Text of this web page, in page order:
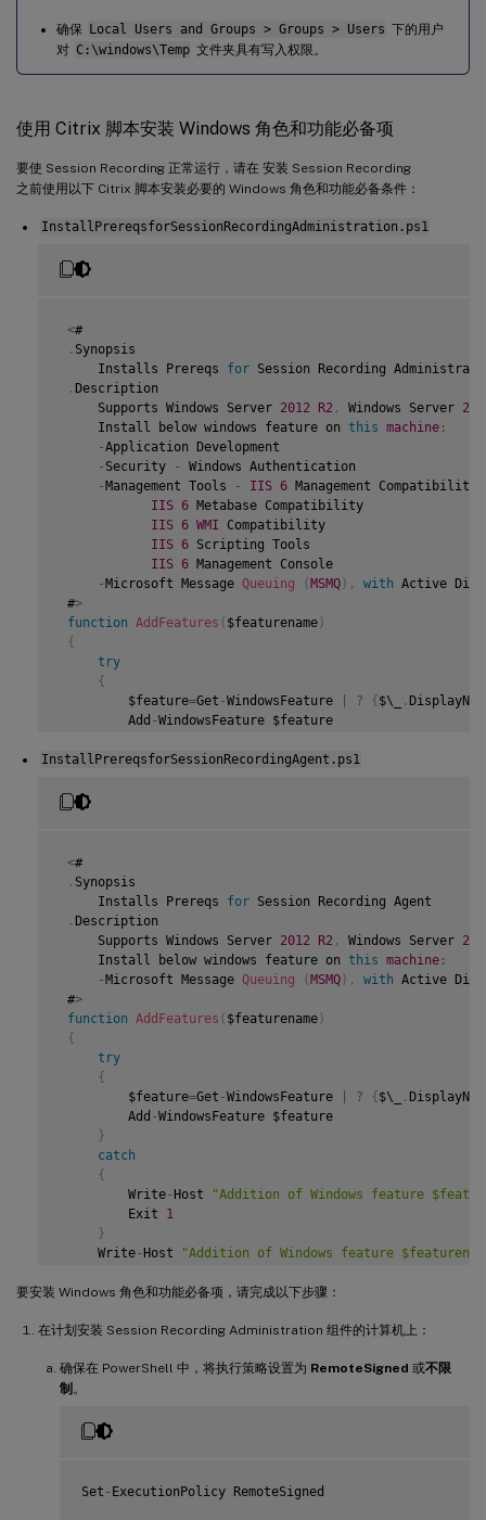
确保 Local Users and Groups > Groups > Users 下的用户
对 C:\windows\Temp 文件夹具有写入权限。
使用 Citrix 脚本安装 Windows 角色和功能必备项
要使 Session Recording 正常运行，请在 安装 Session Recording
之前使用以下 Citrix 脚本安装必要的 Windows 角色和功能必备条件：
InstallPrereqsforSessionRecordingAdministration.ps1
<#
. Synopsis
     Installs Prereqs
for Session Recording
. Description
     Supports Windows Server
2012 R2 , Windows Server
     Install below windows feature on
this machine :
-Application Development
- Security -
Windows Authentication
-Management Tools - IIS 6 Management Compatibility
IIS 6 Metabase Compatibility
IIS 6 WMI Compatibility
IIS 6 Scripting Tools
IIS 6 Management Console
-Microsoft Message Queuing (MSMQ) , with Active
#>
function AddFeatures ( $featurename)
{
try
{
         $feature
=Get -WindowsFeature ? {$\_ .
         Add
-WindowsFeature $feature
catch
         Write
     Write
$system = gwmi win32_operatingSystem
-not ( ( $system - Like
'\*Microsoft Windows Server
     Write
     Exit
}
# Start to install Windows feature
Module ServerManager
AddFeatures
AddFeatures
AddFeatures
AddFeatures( 'Web-Metabase' ) # IIS 6 Metabase
AddFeatures( 'Web-WMI'
AddFeatures
AddFeatures( 'Web-Lgcy-Mgmt-Console' #IIS 6
AddFeatures('web-websockets') #IIS Web Sockets
InstallPrereqsforSessionRecordingAgent.ps1
<#
. Synopsis
     Installs Prereqs
for Session Recording Agent
. Description
     Supports Windows Server
2012 R2 , Windows Server
     Install below windows feature on
this machine :
-Microsoft Message Queuing (MSMQ) , with Active
#>
function AddFeatures ( $featurename)
{
try
{
         $feature
=Get -WindowsFeature ? {$\_ .
         Add
-WindowsFeature $feature
}
catch
{
         Write
-Host
"Addition of Windows feature
         Exit
1
}
     Write
-Host
"Addition of Windows feature
$system= gwmi win32_operatingSystem | select name
if (-not (($system -Like '\*Microsoft Windows Server
{
     Exit
($system - Like '\*Microsoft Windows Server\*'
要安装 Windows 角色和功能必备项，请完成以下步骤：
在计划安装 Session Recording Administration 组件的计算机上：
确保在 PowerShell 中，将执行策略设置为 RemoteSigned 或不限
制 。
Set - ExecutionPolicy RemoteSigned